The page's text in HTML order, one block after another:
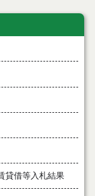
貸借等入札結果